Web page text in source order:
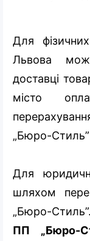
Для
Львова
доставці
місто
„Бюро-Стиль”
Для
шляхом
„Бюро-Стиль”.
ПП „Бюро-